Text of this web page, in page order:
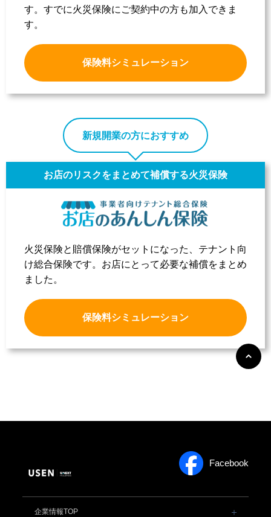
す。 すでに火災保険にご契約中の方も加入できま
す。
保険料シミュレーション
新規開業の方におすすめ
お店のリスクをまとめて補償する火災保険
火災保険と賠償保険がセットになった、テナント向
け総合保険です。お店にとって必要な補償をまとめ
ました。
保険料シミュレーション
Facebook
企業情報TOP